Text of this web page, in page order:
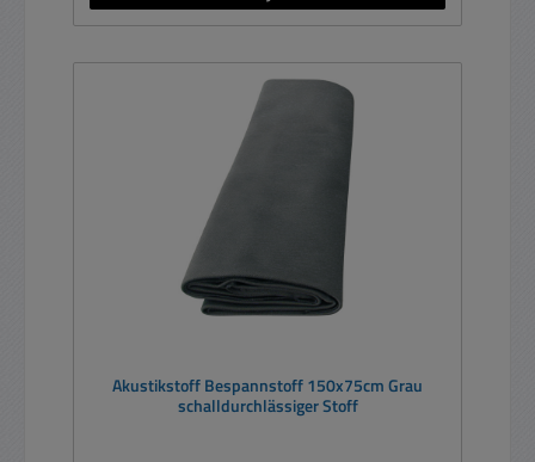
Akustikstoff Bespannstoff 150x75cm Grau
schalldurchlässiger Stoff